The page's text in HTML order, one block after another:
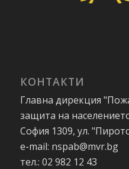
КОНТАКТИ
Главна дирекция
защита на
София 1309, ул.
e-mail: nspab@mvr.bg
тел.: 02 982 12 43